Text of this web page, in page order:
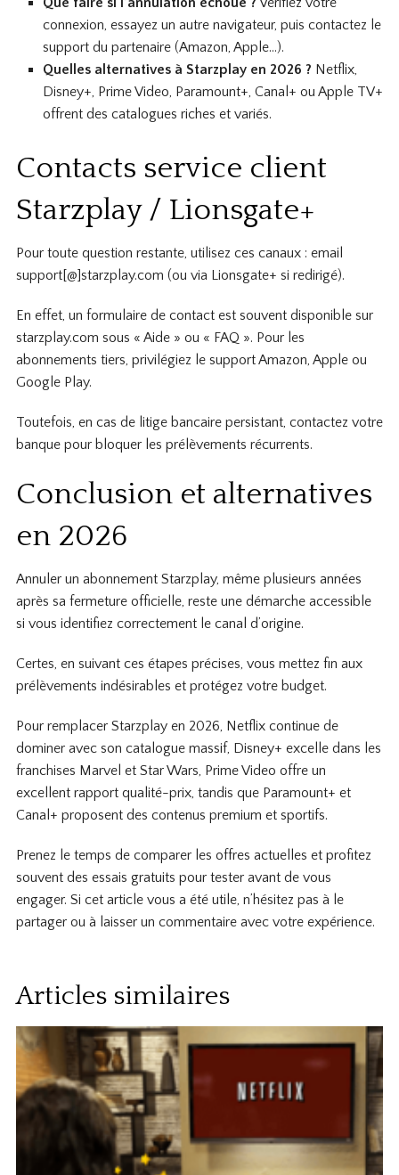
connexion, essayez un autre navigateur, puis contactez le
support du partenaire (Amazon, Apple…).
Quelles alternatives à Starzplay en 2026 ? Netflix,
Disney+, Prime Video, Paramount+, Canal+ ou Apple TV+
offrent des catalogues riches et variés.
Contacts service client
Starzplay / Lionsgate+
Pour toute question restante, utilisez ces canaux : email
support[@]starzplay.com (ou via Lionsgate+ si redirigé).
En effet, un formulaire de contact est souvent disponible sur
starzplay.com sous « Aide » ou « FAQ ». Pour les
abonnements tiers, privilégiez le support Amazon, Apple ou
Google Play.
Toutefois, en cas de litige bancaire persistant, contactez votre
banque pour bloquer les prélèvements récurrents.
Conclusion et alternatives
en 2026
Annuler un abonnement Starzplay, même plusieurs années
après sa fermeture officielle, reste une démarche accessible
si vous identifiez correctement le canal d’origine.
Certes, en suivant ces étapes précises, vous mettez fin aux
prélèvements indésirables et protégez votre budget.
Pour remplacer Starzplay en 2026, Netflix continue de
dominer avec son catalogue massif, Disney+ excelle dans les
franchises Marvel et Star Wars, Prime Video offre un
excellent rapport qualité-prix, tandis que Paramount+ et
Canal+ proposent des contenus premium et sportifs.
Prenez le temps de comparer les offres actuelles et profitez
souvent des essais gratuits pour tester avant de vous
engager. Si cet article vous a été utile, n’hésitez pas à le
partager ou à laisser un commentaire avec votre expérience.
Articles similaires